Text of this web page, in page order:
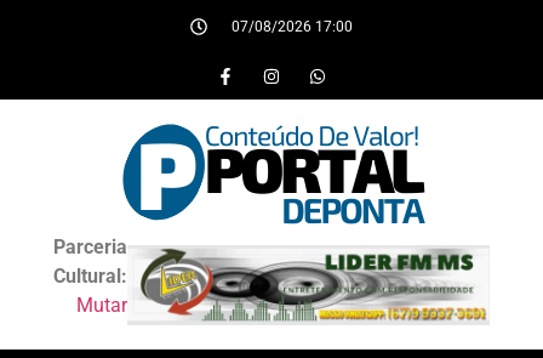
07/08/2026 17:00
Parceria
Cultural:
Mutar